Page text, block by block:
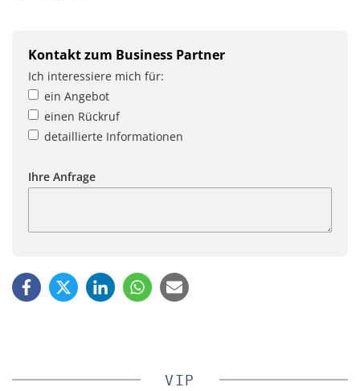
Kontakt zum Business Partner
Ich interessiere mich für:
ein Angebot
einen Rückruf
detaillierte Informationen
Ihre Anfrage
VIP